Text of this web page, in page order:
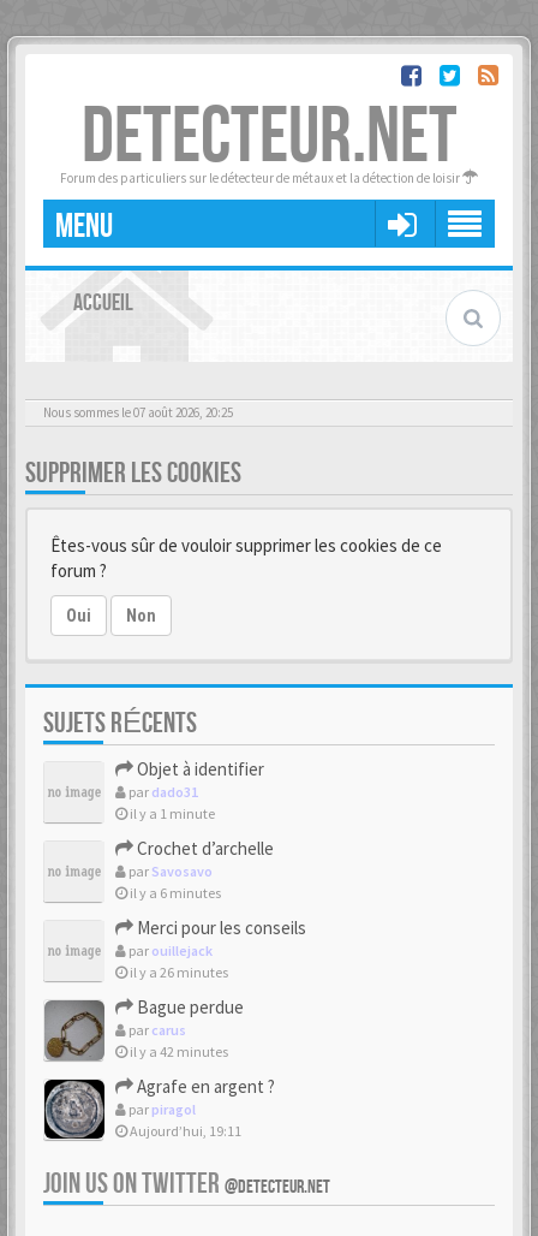
DETECTEUR.NET
Forum des particuliers sur le détecteur de métaux et la détection de loisir
MENU
ACCUEIL
Nous sommes le 07 août 2026, 20:25
SUPPRIMER LES COOKIES
Êtes-vous sûr de vouloir supprimer les cookies de ce
forum ?
Oui Non
SUJETS RÉCENTS
Objet à identifier
par dado31
il y a 1 minute
Crochet d’archelle
par Savosavo
il y a 6 minutes
Merci pour les conseils
par ouillejack
il y a 26 minutes
Bague perdue
par carus
il y a 42 minutes
Agrafe en argent ?
par piragol
Aujourd’hui, 19:11
JOIN US ON TWITTER @DETECTEUR.NET